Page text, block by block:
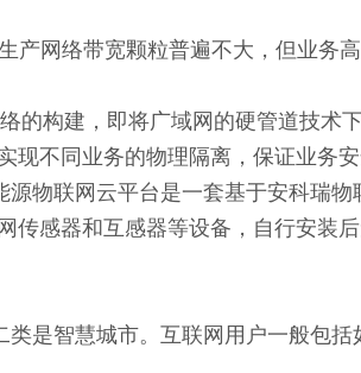
网络带宽颗粒普遍不大，但业务
构建，即将广域网的硬管道技术
不同业务的物理隔离，保证业务安
联网云平台是一套基于安科瑞物
感器和互感器等设备，自行安装
智慧城市。互联网用户一般包括